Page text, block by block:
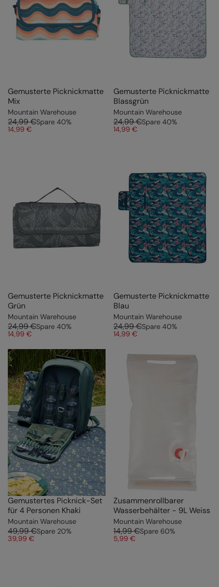
Gemusterte Picknickmatte
Mix
Mountain Warehouse
24,99 €Spare 40%
14,99 €
Gemusterte Picknickmatte
Blassgrün
Mountain Warehouse
24,99 €Spare 40%
14,99 €
Gemusterte Picknickmatte
Grün
Mountain Warehouse
24,99 €Spare 40%
14,99 €
Gemusterte Picknickmatte
Blau
Mountain Warehouse
24,99 €Spare 40%
14,99 €
Gemustertes Picknick-Set
für 4 Personen Khaki
Mountain Warehouse
49,99 €Spare 20%
39,99 €
Zusammenrollbarer
Wasserbehälter - 9L Weiss
Mountain Warehouse
14,99 €Spare 60%
5,99 €